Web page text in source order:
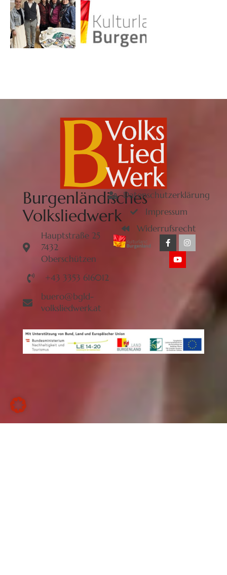
Burgenländisches
Volksliedwerk
Hauptstraße 25
7432
Oberschützen
+43 3353 616012
buero@bgld-
volksliedwerk.at
Datenschutzerklärung
Impressum
Widerrufsrecht